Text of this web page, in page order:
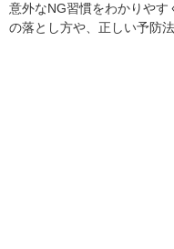
意外なNG習慣をわかりや
の落とし方や、正しい予防